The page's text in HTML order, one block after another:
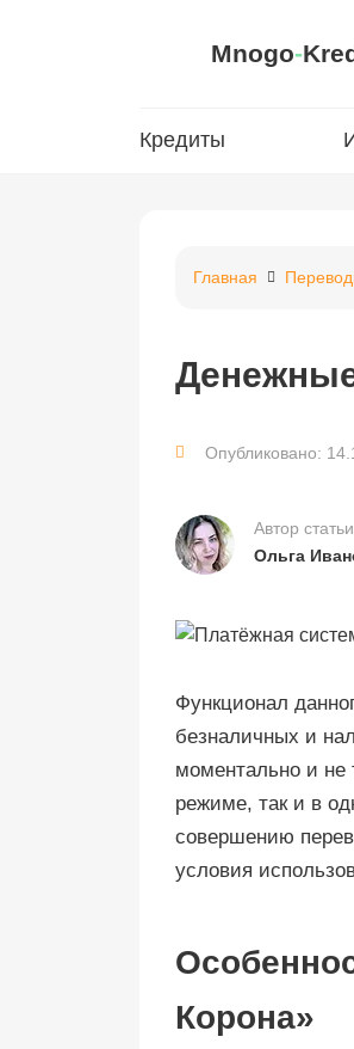
Mnogo-
Кредиты
Главная
Опубликовано:
Автор
Ольга
Функционал
безналичных и
моментально и не
режиме, так и в
совершению
условия
Корона»